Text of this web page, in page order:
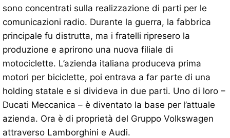
sono concentrati sulla realizzazione di parti per le
comunicazioni radio. Durante la guerra, la fabbrica
principale fu distrutta, ma i fratelli ripresero la
produzione e aprirono una nuova filiale di
motociclette. L’azienda italiana produceva prima
motori per biciclette, poi entrava a far parte di una
holding statale e si divideva in due parti. Uno di loro –
Ducati Meccanica – è diventato la base per l’attuale
azienda. Ora è di proprietà del Gruppo Volkswagen
attraverso Lamborghini e Audi.